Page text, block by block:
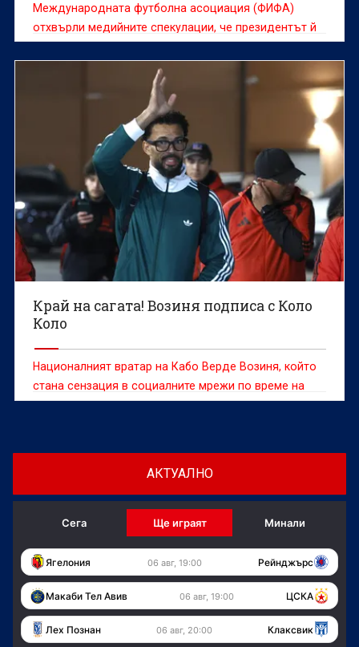
Международната футболна асоциация (ФИФА)
отхвърли медийните спекулации, че президентът й
Джани Инфантино търси помощ от американския
държавен глава Доналд Тръмп в опит да спаси
Край на сагата! Возиня подписа с Коло
Коло
Националният вратар на Кабо Верде Возиня, който
стана сензация в социалните мрежи по време на
Световното първенство по футбол, подписа с тима
АКТУАЛНО
Сега Ще играят Минали
Ягелония 06 авг, 19:00 Рейнджърс
Макаби Тел Авив 06 авг, 19:00 ЦСКА
Лех Познан 06 авг, 20:00 Клаксвик